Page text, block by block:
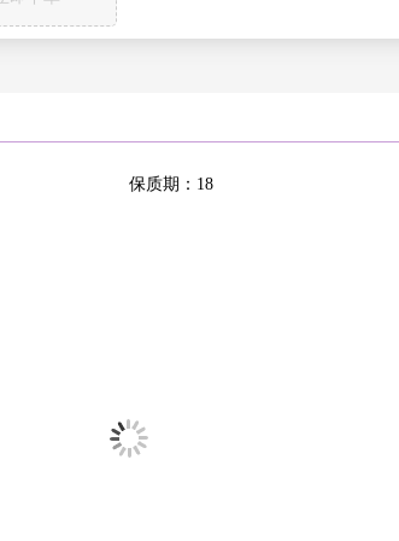
四川 天津
西藏自治
新疆维吾
保质期：18